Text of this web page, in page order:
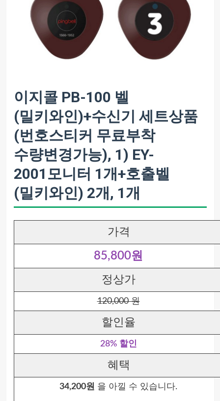
이지콜 PB-100 벨
(밀키와인)+수신기 세트상품
(번호스티커 무료부착
수량변경가능), 1) EY-
2001모니터 1개+호출벨
(밀키와인) 2개, 1개
가격
85,800원
정상가
120,000 원
할인율
28% 할인
혜택
34,200원 을 아낄 수 있습니다.